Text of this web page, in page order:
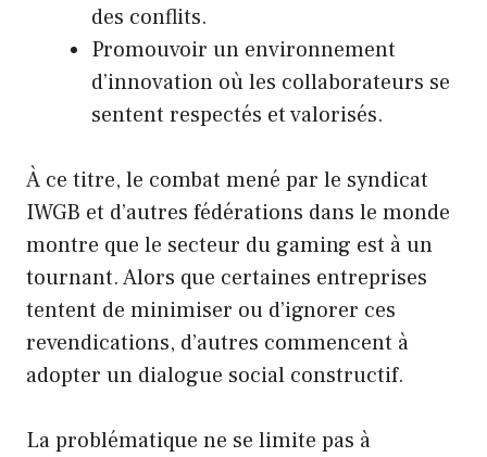
des conflits.
Promouvoir un environnement
d’innovation où les collaborateurs se
sentent respectés et valorisés.
À ce titre, le combat mené par le syndicat
IWGB et d’autres fédérations dans le monde
montre que le secteur du gaming est à un
tournant. Alors que certaines entreprises
tentent de minimiser ou d’ignorer ces
revendications, d’autres commencent à
adopter un dialogue social constructif.
La problématique ne se limite pas à